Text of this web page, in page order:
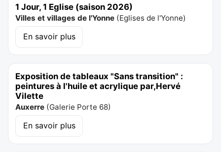
1 Jour, 1 Eglise (saison 2026)
Villes et villages de l'Yonne (Eglises de l'Yonne)
En savoir plus
Exposition de tableaux "Sans transition" :
peintures à l'huile et acrylique par,Hervé
Vilette
Auxerre (Galerie Porte 68)
En savoir plus